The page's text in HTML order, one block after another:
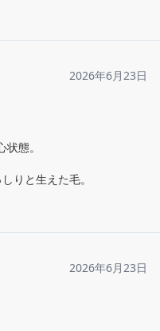
2026年6月23日
態。
りと生えた毛。
2026年6月23日